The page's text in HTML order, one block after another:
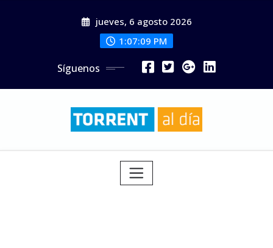
jueves, 6 agosto 2026
1:07:10 PM
Síguenos